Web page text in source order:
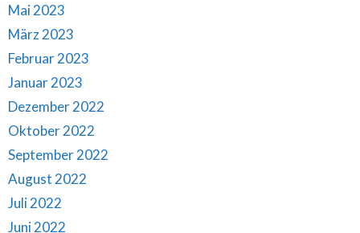
Mai 2023
März 2023
Februar 2023
Januar 2023
Dezember 2022
Oktober 2022
September 2022
August 2022
Juli 2022
Juni 2022